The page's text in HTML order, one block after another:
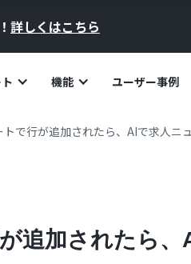
詳しくはこちら
機能 ユーザー事例
で行が追加されたら、AIで求人ニ
追加されたら